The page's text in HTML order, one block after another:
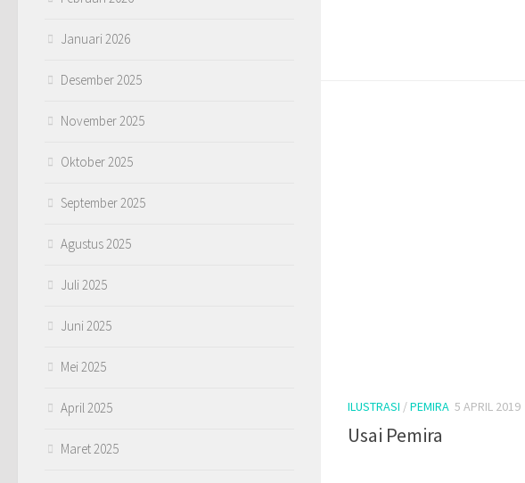
ILUSTRASI /PEMIRA 5 APRIL 2019
Usai Pemira
Januari 2026
Desember 2025
November 2025
Oktober 2025
September 2025
Agustus 2025
Juli 2025
Juni 2025
Mei 2025
April 2025
Maret 2025